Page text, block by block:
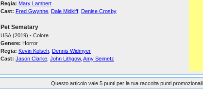
Regia: Mary Lambert
Cast: Fred Gwynne Dale Midkiff Denise Crosby
Pet Sematary
USA (2019) - Colore
Genere: Horror
Regia: Kevin Kolsch Dennis Widmyer
Cast: Jason Clarke John Lithgow, Amy Seimetz
Questo articolo vale 5 punti per la tua raccolta punti promozionali